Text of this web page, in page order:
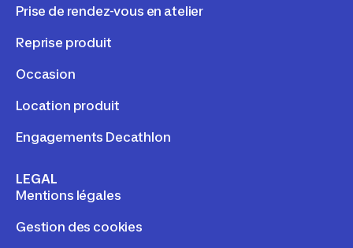
Prise de rendez-vous en atelier
Reprise produit
Occasion
Location produit
Engagements Decathlon
LEGAL
Mentions légales
Gestion des cookies